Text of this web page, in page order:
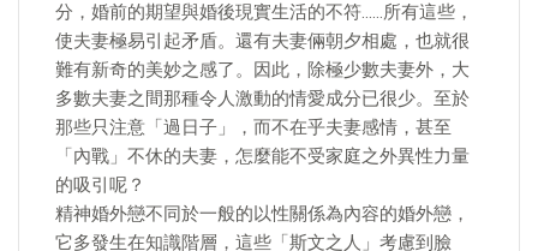
分，婚前的期望與婚後現實生活的不符……所有這些，
使夫妻極易引起矛盾。還有夫妻倆朝夕相處，也就很
難有新奇的美妙之感了。因此，除極少數夫妻外，大
多數夫妻之間那種令人激動的情愛成分已很少。至於
那些只注意「過日子」，而不在乎夫妻感情，甚至
「內戰」不休的夫妻，怎麼能不受家庭之外異性力量
的吸引呢？
精神婚外戀不同於一般的以性關係為內容的婚外戀，
它多發生在知識階層，這些「斯文之人」考慮到臉